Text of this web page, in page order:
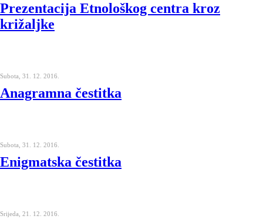
Prezentacija Etnološkog centra kroz
križaljke
Subota, 31. 12. 2016.
Anagramna čestitka
Subota, 31. 12. 2016.
Enigmatska čestitka
Srijeda, 21. 12. 2016.